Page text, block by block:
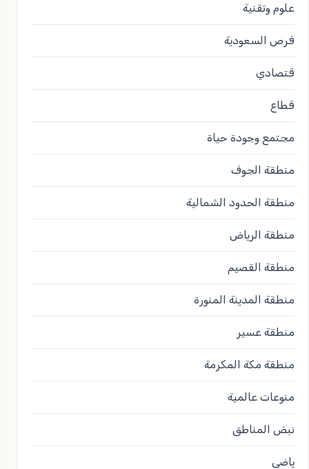
علوم وتقنية
فرص السعودية
قتصادي
قطاع
مجتمع وجودة حياة
منطقة الجوف
منطقة الحدود الشمالية
منطقة الرياض
منطقة القصيم
منطقة المدينة المنورة
منطقة عسير
منطقة مكة المكرمة
منوعات عالمية
نبض المناطق
ياضي